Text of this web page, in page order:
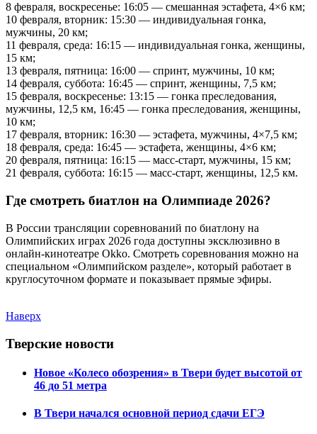
8 февраля, воскресенье: 16:05 — смешанная эстафета, 4×6 км;
10 февраля, вторник: 15:30 — индивидуальная гонка,
мужчины, 20 км;
11 февраля, среда: 16:15 — индивидуальная гонка, женщины,
15 км;
13 февраля, пятница: 16:00 — спринт, мужчины, 10 км;
14 февраля, суббота: 16:45 — спринт, женщины, 7,5 км;
15 февраля, воскресенье: 13:15 — гонка преследования,
мужчины, 12,5 км, 16:45 — гонка преследования, женщины,
10 км;
17 февраля, вторник: 16:30 — эстафета, мужчины, 4×7,5 км;
18 февраля, среда: 16:45 — эстафета, женщины, 4×6 км;
20 февраля, пятница: 16:15 — масс-старт, мужчины, 15 км;
21 февраля, суббота: 16:15 — масс-старт, женщины, 12,5 км.
Где смотреть биатлон на Олимпиаде 2026?
В России трансляции соревнований по биатлону на
Олимпийских играх 2026 года доступны эксклюзивно в
онлайн-кинотеатре Okko. Смотреть соревнования можно на
специальном «Олимпийском разделе», который работает в
круглосуточном формате и показывает прямые эфиры.
Наверх
Тверские новости
Новое «Колесо обозрения» в Твери будет высотой от
46 до 51 метра
В Твери начался основной период сдачи ЕГЭ